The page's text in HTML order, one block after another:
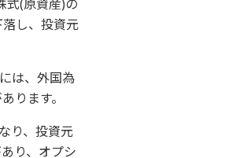
式(原資産)の
し、投資元
は、外国為
ります。
り、投資元
り、オプシ